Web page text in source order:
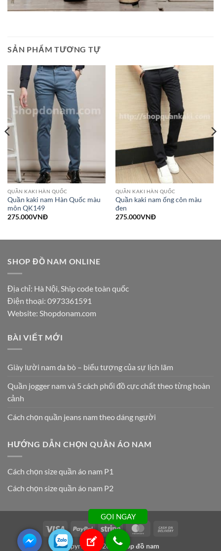
SẢN PHẨM TƯƠNG TỰ
QUẦN KAKI HÀN QUỐC
Quần kaki nam Hàn Quốc màu
môn QK149
275.000VNĐ
QUẦN KAKI HÀN QUỐC
Quần kaki nam ống côn màu
đen
275.000VNĐ
SHOP ĐỒ NAM ONLINE
Địa chỉ: Hà Nội, Ship code toàn quốc
Điện thoại: 0973361591
Website: Shopdonam.com
BÀI VIẾT MỚI
Giày lười nam da bò – biểu tượng của sự lịch lãm
Quần jogger nam và 5 cách phối đồ cực chất theo từng hoàn
cảnh
Cách chọn quần jeans nam theo dáng người
HƯỚNG DẪN CHỌN QUẦN ÁO NAM
Cách chọn size quần áo nam P1
Cách chọn size quần áo nam P2
Visa PayPal Stripe MasterCard
Copyright 2026 ©Shop đồ nam
GỌI NGAY